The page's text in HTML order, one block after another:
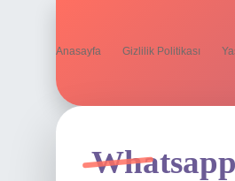
Anasayfa Gizlilik Politikası